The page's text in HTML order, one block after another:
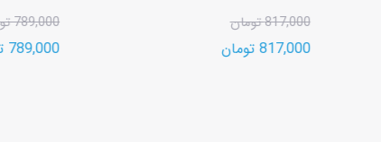
817,000 تومان
817,000 تومان
789,000 تومان
789,000 تومان